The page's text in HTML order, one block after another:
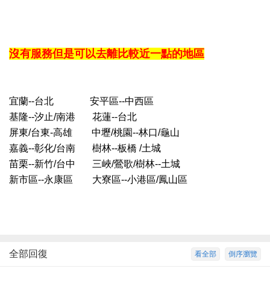
沒有服務但是可以去離比較近一點的地區
宜蘭--台北 安平區--中西區
基隆--汐止/南港 花蓮--台北
屏東/台東-高雄 中壢/桃園--林口/龜山
嘉義--彰化/台南 樹林--板橋 /土城
苗栗--新竹/台中 三峽/鶯歌/樹林--土城
新市區--永康區 大寮區--小港區/鳳山區
倒序瀏覽
看全部
全部回復